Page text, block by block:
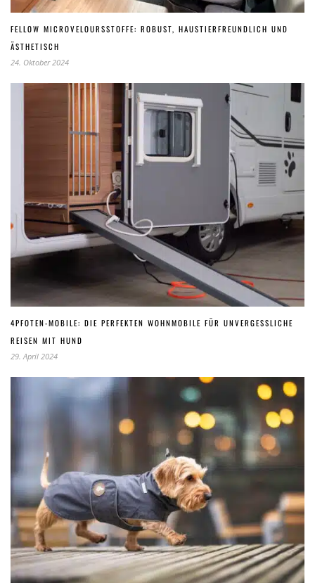
FELLOW MICROVELOURSSTOFFE: ROBUST, HAUSTIERFREUNDLICH UND
ÄSTHETISCH
24. Oktober 2024
4PFOTEN-MOBILE: DIE PERFEKTEN WOHNMOBILE FÜR UNVERGESSLICHE
REISEN MIT HUND
29. April 2024